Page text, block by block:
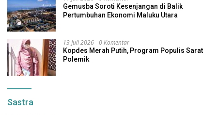
Gemusba Soroti Kesenjangan di Balik
Pertumbuhan Ekonomi Maluku Utara
13 Juli 2026 0 Komentar
Kopdes Merah Putih, Program Populis Sarat
Polemik
Sastra